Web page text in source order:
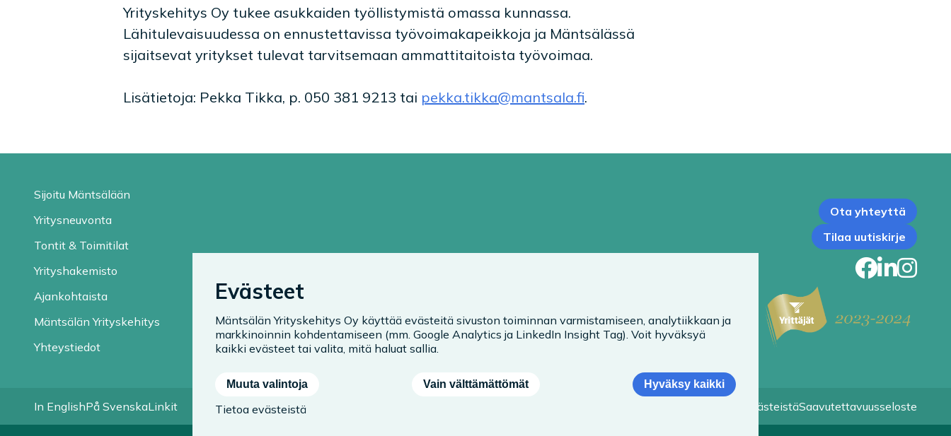
Yrityskehitys Oy tukee asukkaiden työllistymistä omassa kunnassa.
Lähitulevaisuudessa on ennustettavissa työvoimakapeikkoja ja Mäntsälässä
sijaitsevat yritykset tulevat tarvitsemaan ammattitaitoista työvoimaa.
Lisätietoja: Pekka Tikka, p. 050 381 9213 tai pekka.tikka@mantsala.fi.
Sijoitu Mäntsälään
Yritysneuvonta
Tontit & Toimitilat
Yrityshakemisto
Ajankohtaista
Mäntsälän Yrityskehitys
Yhteystiedot
Ota yhteyttä
Tilaa uutiskirje
In EnglishPå SvenskaLinkit Tietoa evästeistäSaavutettavuusseloste
Evästeet
Mäntsälän Yrityskehitys Oy käyttää evästeitä sivuston toiminnan varmistamiseen, analytiikkaan ja
markkinoinnin kohdentamiseen (mm. Google Analytics ja LinkedIn Insight Tag). Voit hyväksyä
kaikki evästeet tai valita, mitä haluat sallia.
Muuta valintoja Vain välttämättömät Hyväksy kaikki
Tietoa evästeistä